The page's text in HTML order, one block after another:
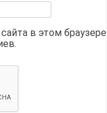
в этом браузере